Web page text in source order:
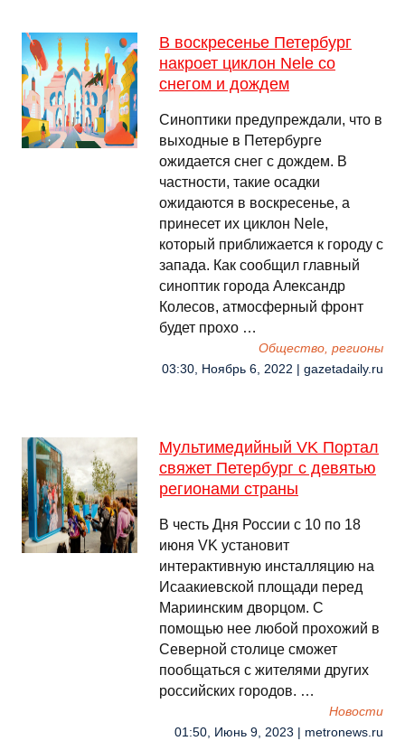
В воскресенье Петербург
накроет циклон Nele со
снегом и дождем
Синоптики предупреждали, что в
выходные в Петербурге
ожидается снег с дождем. В
частности, такие осадки
ожидаются в воскресенье, а
принесет их циклон Nele,
который приближается к городу с
запада. Как сообщил главный
синоптик города Александр
Колесов, атмосферный фронт
будет прохо …
Общество, регионы
03:30, Ноябрь 6, 2022 | gazetadaily.ru
Мультимедийный VK Портал
свяжет Петербург с девятью
регионами страны
В честь Дня России с 10 по 18
июня VK установит
интерактивную инсталляцию на
Исаакиевской площади перед
Мариинским дворцом. С
помощью нее любой прохожий в
Северной столице сможет
пообщаться с жителями других
российских городов. …
Новости
01:50, Июнь 9, 2023 | metronews.ru